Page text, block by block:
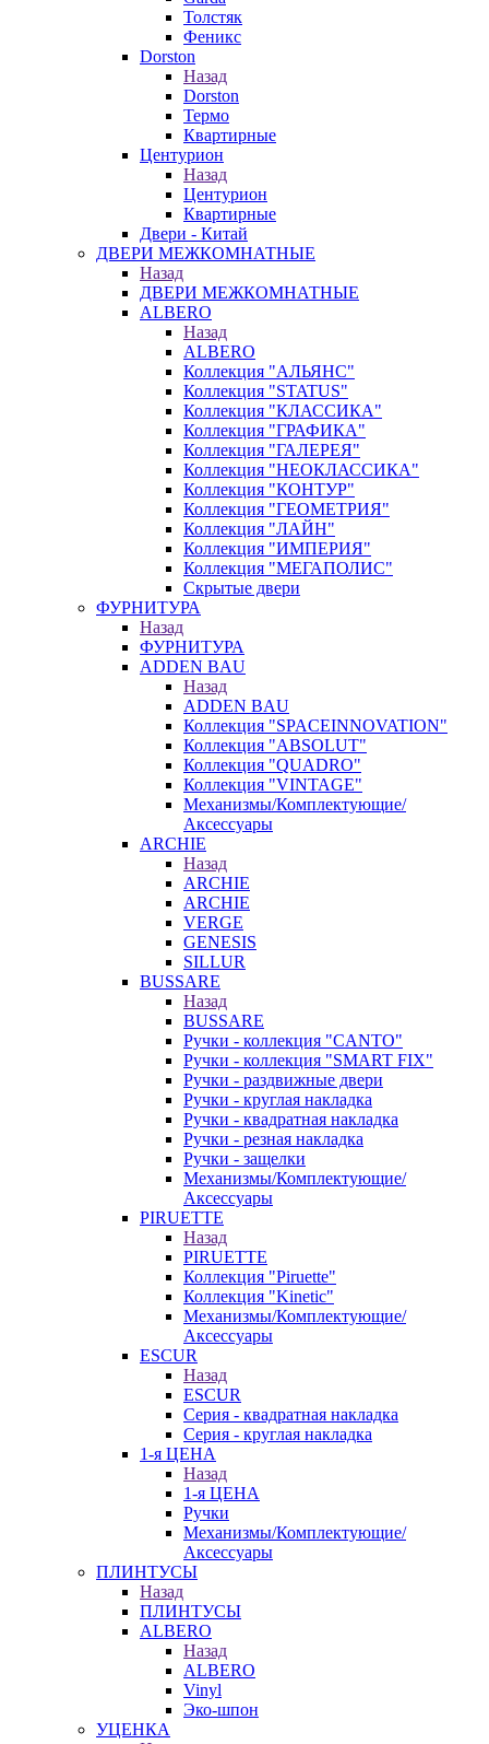
Толстяк
Феникс
Dorston
Назад
Dorston
Термо
Квартирные
Центурион
Назад
Центурион
Квартирные
Двери - Китай
ДВЕРИ МЕЖКОМНАТНЫЕ
Назад
ДВЕРИ МЕЖКОМНАТНЫЕ
ALBERO
Назад
ALBERO
Коллекция "АЛЬЯНС"
Коллекция "STATUS"
Коллекция "КЛАССИКА"
Коллекция "ГРАФИКА"
Коллекция "ГАЛЕРЕЯ"
Коллекция "НЕОКЛАССИКА"
Коллекция "КОНТУР"
Коллекция "ГЕОМЕТРИЯ"
Коллекция "ЛАЙН"
Коллекция "ИМПЕРИЯ"
Коллекция "МЕГАПОЛИС"
Скрытые двери
ФУРНИТУРА
Назад
ФУРНИТУРА
ADDEN BAU
Назад
ADDEN BAU
Коллекция "SPACEINNOVATION"
Коллекция "ABSOLUT"
Коллекция "QUADRO"
Коллекция "VINTAGE"
Механизмы/Комплектующие/
Аксессуары
ARCHIE
Назад
ARCHIE
ARCHIE
VERGE
GENESIS
SILLUR
BUSSARE
Назад
BUSSARE
Ручки - коллекция "CANTO"
Ручки - коллекция "SMART FIX"
Ручки - раздвижные двери
Ручки - круглая накладка
Ручки - квадратная накладка
Ручки - резная накладка
Ручки - защелки
Механизмы/Комплектующие/
Аксессуары
PIRUETTE
Назад
PIRUETTE
Коллекция "Piruette"
Коллекция "Kinetic"
Механизмы/Комплектующие/
Аксессуары
ESCUR
Назад
ESCUR
Серия - квадратная накладка
Серия - круглая накладка
1-я ЦЕНА
Назад
1-я ЦЕНА
Ручки
Механизмы/Комплектующие/
Аксессуары
ПЛИНТУСЫ
Назад
ПЛИНТУСЫ
ALBERO
Назад
ALBERO
Vinyl
Эко-шпон
УЦЕНКА